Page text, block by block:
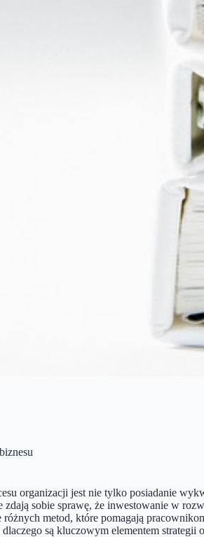
organizacji jest nie tylko posiadanie
sobie sprawę, że inwestowanie w
metod, które pomagają
są kluczowym elementem strategii